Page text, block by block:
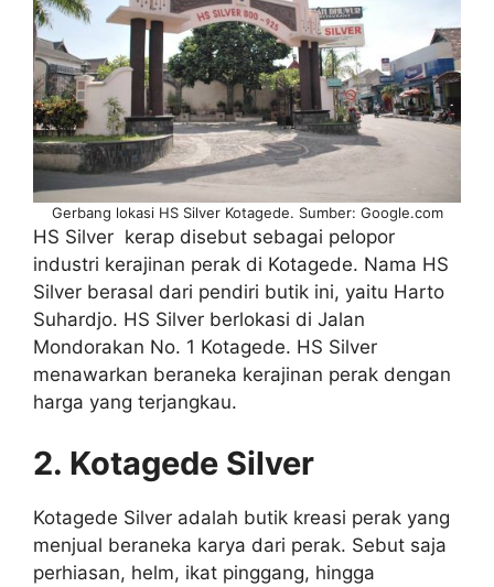
Gerbang lokasi HS Silver Kotagede. Sumber: Google.com
HS Silver kerap disebut sebagai pelopor
industri kerajinan perak di Kotagede. Nama HS
Silver berasal dari pendiri butik ini, yaitu Harto
Suhardjo. HS Silver berlokasi di Jalan
Mondorakan No. 1 Kotagede. HS Silver
menawarkan beraneka kerajinan perak dengan
harga yang terjangkau.
2. Kotagede Silver
Kotagede Silver adalah butik kreasi perak yang
menjual beraneka karya dari perak. Sebut saja
perhiasan, helm, ikat pinggang, hingga